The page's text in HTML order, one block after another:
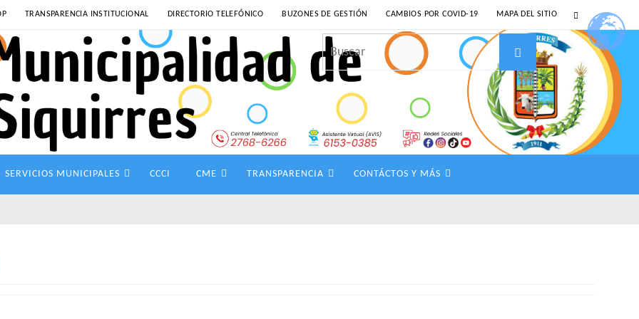
TRANSPARENCIA INSTITUCIONAL DIRECTORIO TELEFÓNICO BUZONES DE GESTIÓN CAMBIOS POR COVID-19 MAPA DEL SITIO
Buscar:
Buscar
SERVICIOS MUNICIPALES CCCI CME TRANSPARENCIA CONTÁCTOS Y MÁS